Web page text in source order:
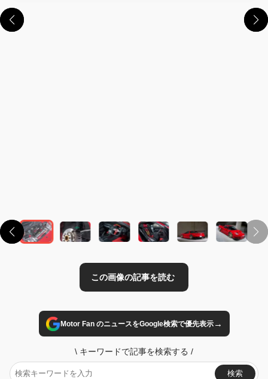
Motor Fan のニュースをGoogle検索で優先表示→
\ キーワードで記事を検索する /
検索